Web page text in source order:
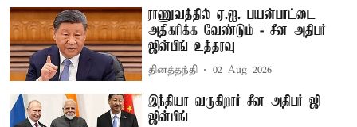
ராணுவத்தில் ஏ.ஐ. பயன்பாட்டை
அதிகரிக்க வேண்டும் - சீன அதிபர்
ஜின்பிங் உத்தரவு
தினத்தந்தி 02 Aug 2026
இந்தியா வருகிறார் சீன அதிபர் ஜி
ஜின்பிங்